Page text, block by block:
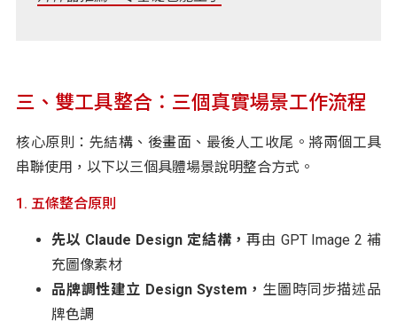
三、雙工具整合：三個真實場景工作流程
核心原則：先結構、後畫面、最後人工收尾。將兩個工具
串聯使用，以下以三個具體場景說明整合方式。
1. 五條整合原則
先以 Claude Design 定結構，再由 GPT Image 2 補
充圖像素材
品牌調性建立 Design System， 生圖時同步描述品
牌色調